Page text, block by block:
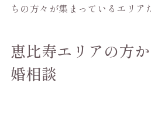
ちの方々が集まっているエリア
恵比寿エリアの方
婚相談